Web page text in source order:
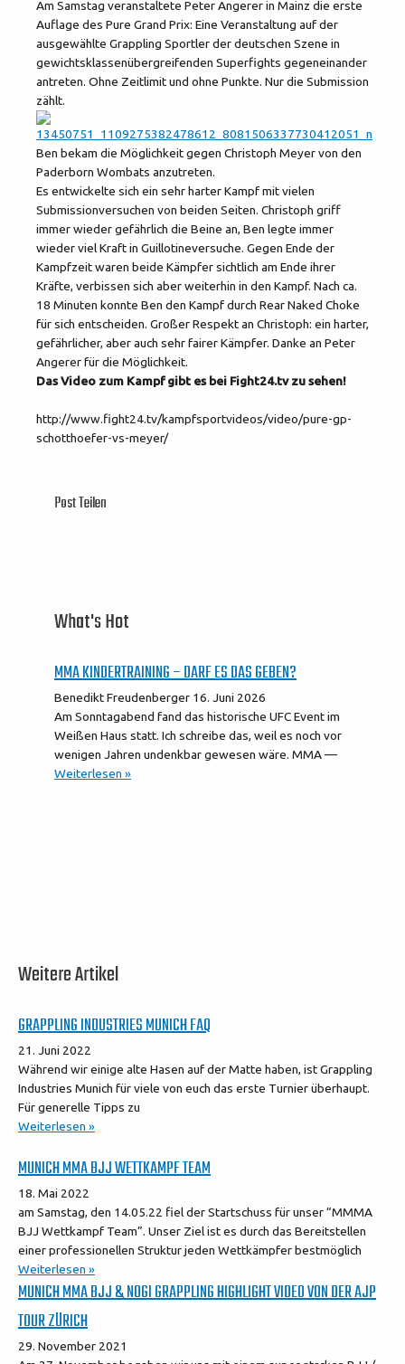
Am Samstag veranstaltete Peter Angerer in Mainz die erste
Auflage des Pure Grand Prix: Eine Veranstaltung auf der
ausgewählte Grappling Sportler der deutschen Szene in
gewichtsklassenübergreifenden Superfights gegeneinander
antreten. Ohne Zeitlimit und ohne Punkte. Nur die Submission
zählt.
Ben bekam die Möglichkeit gegen Christoph Meyer von den
Paderborn Wombats anzutreten.
Es entwickelte sich ein sehr harter Kampf mit vielen
Submissionversuchen von beiden Seiten. Christoph griff
immer wieder gefährlich die Beine an, Ben legte immer
wieder viel Kraft in Guillotineversuche. Gegen Ende der
Kampfzeit waren beide Kämpfer sichtlich am Ende ihrer
Kräfte, verbissen sich aber weiterhin in den Kampf. Nach ca.
18 Minuten konnte Ben den Kampf durch Rear Naked Choke
für sich entscheiden. Großer Respekt an Christoph: ein harter,
gefährlicher, aber auch sehr fairer Kämpfer. Danke an Peter
Angerer für die Möglichkeit.
Das Video zum Kampf gibt es bei Fight24.tv zu sehen!
http://www.fight24.tv/kampfsportvideos/video/pure-gp-
schotthoefer-vs-meyer/
Post Teilen
What's Hot
MMA KINDERTRAINING – DARF ES DAS GEBEN?
Benedikt Freudenberger 16. Juni 2026
Am Sonntagabend fand das historische UFC Event im
Weißen Haus statt. Ich schreibe das, weil es noch vor
wenigen Jahren undenkbar gewesen wäre. MMA —
Weiterlesen »
Weitere Artikel
GRAPPLING INDUSTRIES MUNICH FAQ
21. Juni 2022
Während wir einige alte Hasen auf der Matte haben, ist Grappling
Industries Munich für viele von euch das erste Turnier überhaupt.
Für generelle Tipps zu
Weiterlesen »
MUNICH MMA BJJ WETTKAMPF TEAM
18. Mai 2022
am Samstag, den 14.05.22 fiel der Startschuss für unser “MMMA
BJJ Wettkampf Team”. Unser Ziel ist es durch das Bereitstellen
einer professionellen Struktur jeden Wettkämpfer bestmöglich
Weiterlesen »
MUNICH MMA BJJ & NOGI GRAPPLING HIGHLIGHT VIDEO VON DER AJP
TOUR ZÜRICH
29. November 2021